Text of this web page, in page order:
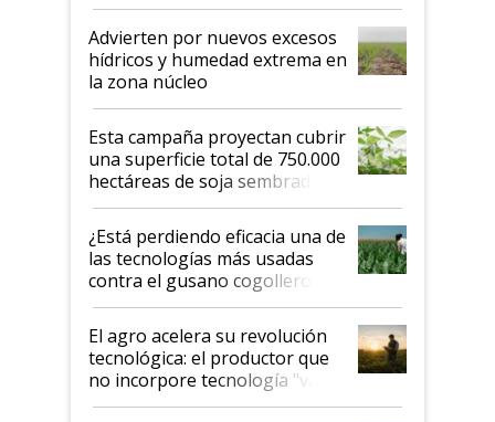
Advierten por nuevos excesos
hídricos y humedad extrema en
la zona núcleo
Esta campaña proyectan cubrir
una superficie total de 750.000
hectáreas de soja sembradas
con una nueva generación de
variedades que marcan un
salto tecnológico en genética y
rendimiento
¿Está perdiendo eficacia una de
las tecnologías más usadas
contra el gusano cogollero? El
desafío de una tecnología clave
El agro acelera su revolución
tecnológica: el productor que
no incorpore tecnología "va a
perder el tren"